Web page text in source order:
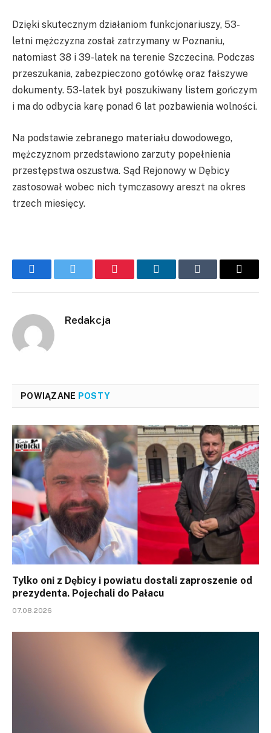
Dzięki skutecznym działaniom funkcjonariuszy, 53-
letni mężczyzna został zatrzymany w Poznaniu,
natomiast 38 i 39-latek na terenie Szczecina. Podczas
przeszukania, zabezpieczono gotówkę oraz fałszywe
dokumenty. 53-latek był poszukiwany listem gończym
i ma do odbycia karę ponad 6 lat pozbawienia wolności.
Na podstawie zebranego materiału dowodowego,
mężczyznom przedstawiono zarzuty popełnienia
przestępstwa oszustwa. Sąd Rejonowy w Dębicy
zastosował wobec nich tymczasowy areszt na okres
trzech miesięcy.
FacebookTwitter Pinterest LinkedInTumblr Email
Redakcja
POWIĄZANE POSTY
Tylko oni z Dębicy i powiatu dostali zaproszenie od
prezydenta. Pojechali do Pałacu
07.08.2026